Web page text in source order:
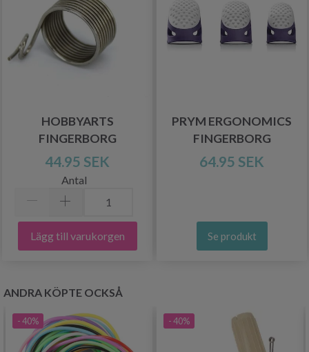
HOBBYARTS
FINGERBORG
44.95 SEK
Antal
Lägg till varukorgen
PRYM ERGONOMICS
FINGERBORG
64.95 SEK
Se produkt
ANDRA KÖPTE OCKSÅ
- 40% - 40%